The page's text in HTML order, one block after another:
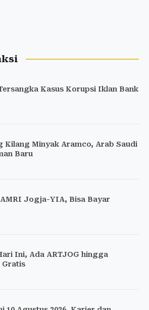
Kasus Korupsi Iklan Bank
Kilang Minyak Aramco, Arab Saudi
Baru
Jogja-YIA, Bisa Bayar
Ini, Ada ARTJOG hingga
Gratis